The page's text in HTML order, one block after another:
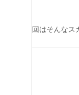
回はそんな